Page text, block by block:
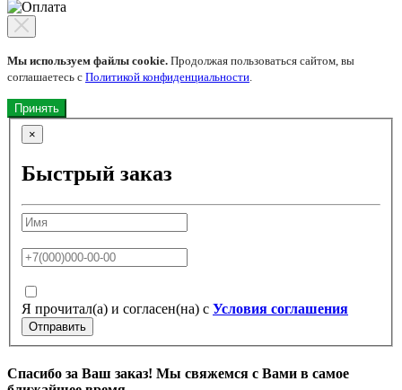
Мы используем файлы cookie. Продолжая пользоваться сайтом, вы
соглашаетесь с Политикой конфиденциальности.
Принять
×
Быстрый заказ
Я прочитал(а) и согласен(на) с Условия соглашения
Отправить
Спасибо за Ваш заказ! Мы свяжемся с Вами в самое